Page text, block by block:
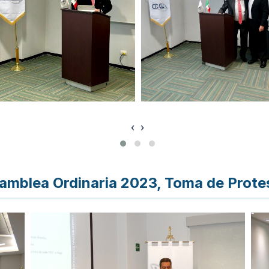
‹ ›
Ordinaria 2023, Toma de